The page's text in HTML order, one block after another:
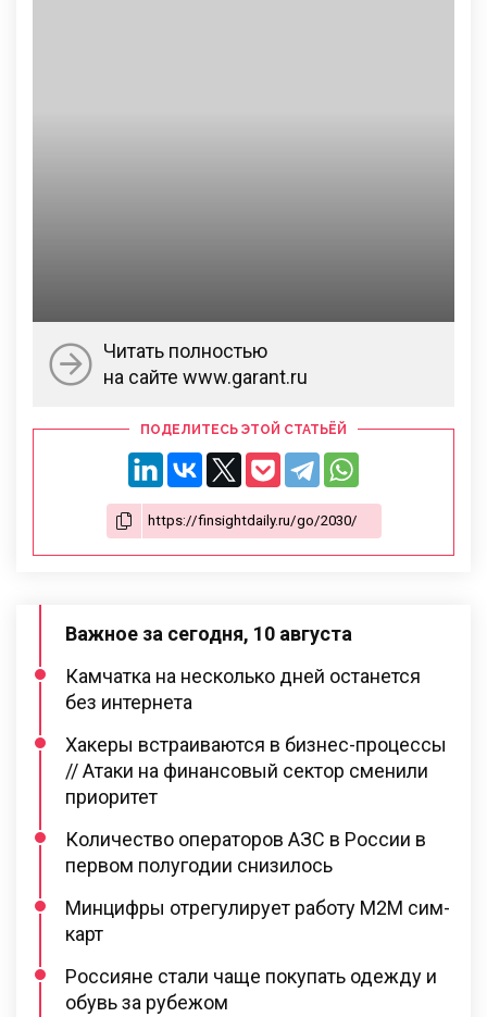
Читать полностью
на сайте www.garant.ru
ПОДЕЛИТЕСЬ ЭТОЙ СТАТЬЁЙ
Важное за сегодня, 10 августа
Камчатка на несколько дней останется
без интернета
Хакеры встраиваются в бизнес-процессы
// Атаки на финансовый сектор сменили
приоритет
Количество операторов АЗС в России в
первом полугодии снизилось
Минцифры отрегулирует работу M2M сим-
карт
Россияне стали чаще покупать одежду и
обувь за рубежом